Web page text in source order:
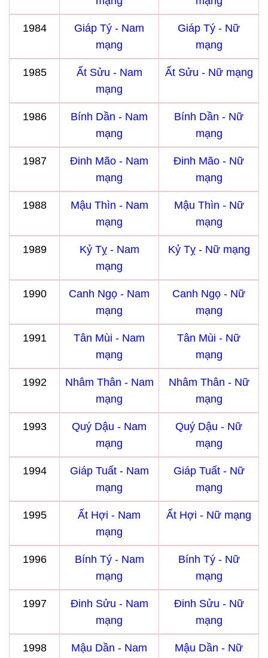
1984
Giáp Tý - Nam
mạng
Giáp Tý - Nữ
mạng
1985
Ất Sửu - Nam
mạng
Ất Sửu - Nữ mạng
1986
Bính Dần - Nam
mạng
Bính Dần - Nữ
mạng
1987
Đinh Mão - Nam
mạng
Đinh Mão - Nữ
mạng
1988
Mậu Thìn - Nam
mạng
Mậu Thìn - Nữ
mạng
1989
Kỷ Tỵ - Nam
mạng
Kỷ Tỵ - Nữ mạng
1990
Canh Ngọ - Nam
mạng
Canh Ngọ - Nữ
mạng
1991
Tân Mùi - Nam
mạng
Tân Mùi - Nữ
mạng
1992
Nhâm Thân - Nam
mạng
Nhâm Thân - Nữ
mạng
1993
Quý Dậu - Nam
mạng
Quý Dậu - Nữ
mạng
1994
Giáp Tuất - Nam
mạng
Giáp Tuất - Nữ
mạng
1995
Ất Hợi - Nam
mạng
Ất Hợi - Nữ mạng
1996
Bính Tý - Nam
mạng
Bính Tý - Nữ
mạng
1997
Đinh Sửu - Nam
mạng
Đinh Sửu - Nữ
mạng
1998
Mậu Dần - Nam
Mậu Dần - Nữ